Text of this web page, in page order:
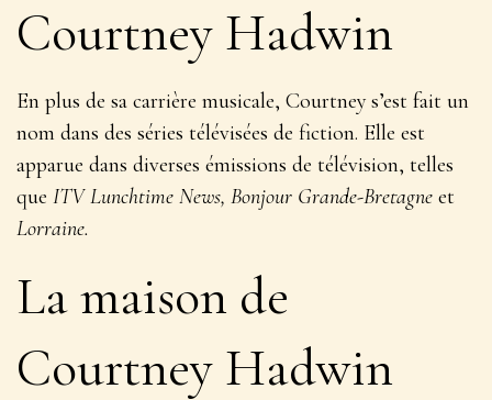
Courtney Hadwin
En plus de sa carrière musicale, Courtney s’est fait un
nom dans des séries télévisées de fiction. Elle est
apparue dans diverses émissions de télévision, telles
que ITV Lunchtime News, Bonjour Grande-Bretagne et
Lorraine.
La maison de
Courtney Hadwin